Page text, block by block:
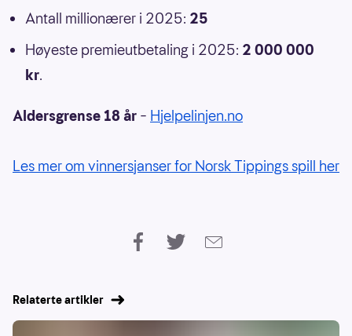
Antall millionærer i 2025: 25
Høyeste premieutbetaling i 2025: 2 000 000
kr.
Aldersgrense 18 år – Hjelpelinjen.no
Les mer om vinnersjanser for Norsk Tippings spill her
Relaterte artikler